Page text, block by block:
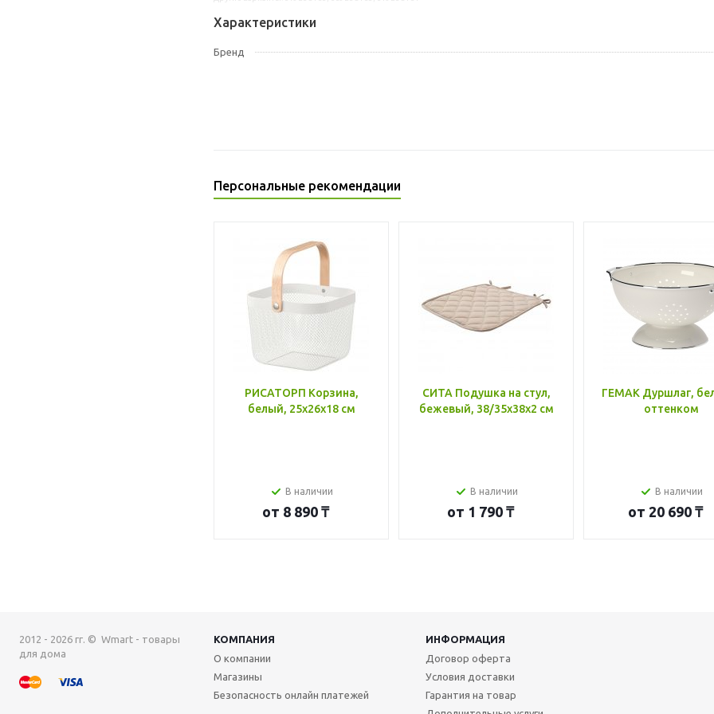
Характеристики
Бренд
Персональные рекомендации
РИСАТОРП Корзина,
белый, 25x26x18 см
В наличии
от 8 890 ₸
СИТА Подушка на стул,
бежевый, 38/35x38x2 см
В наличии
от 1 790 ₸
ГЕМАК Дуршлаг,
оттенком
В наличии
от 20 690 ₸
2012 - 2026 гг. © Wmart - товары
для дома
КОМПАНИЯ
ИНФОРМАЦИЯ
О компании
Магазины
Безопасность онлайн платежей
Договор оферта
Условия доставки
Гарантия на товар